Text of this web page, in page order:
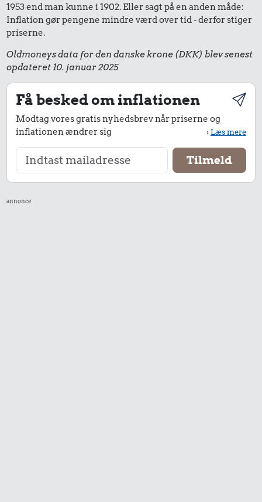
1953 end man kunne i 1902. Eller sagt på en anden måde:
Inflation gør pengene mindre værd over tid - derfor stiger
priserne.
Oldmoneys data for den danske krone (DKK) blev senest
opdateret 10. januar 2025
Få besked om inflationen
Modtag vores gratis nyhedsbrev når priserne og
inflationen ændrer sig
›Læs mere
annonce